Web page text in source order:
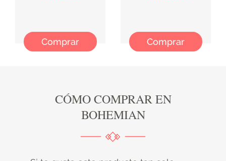
Comprar Comprar
CÓMO COMPRAR EN
BOHEMIAN